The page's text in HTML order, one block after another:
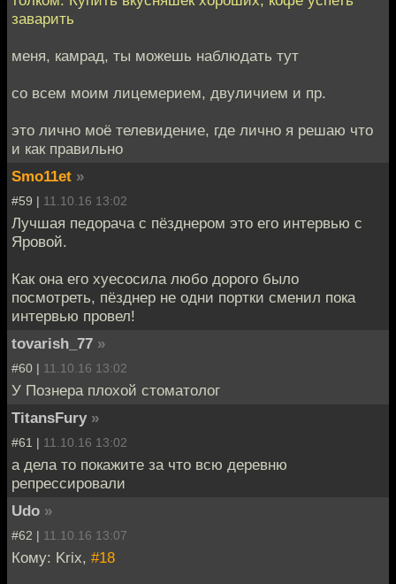
заварить
меня, камрад, ты можешь наблюдать тут
со всем моим лицемерием, двуличием и пр.
это лично моё телевидение, где лично я решаю что
и как правильно
Smo11et »
#59 | 11.10.16 13:02
Лучшая педорача с пёзднером это его интервью с
Яровой.
Как она его хуесосила любо дорого было
посмотреть, пёзднер не одни портки сменил пока
интервью провел!
tovarish_77 »
#60 | 11.10.16 13:02
У Познера плохой стоматолог
TitansFury »
#61 | 11.10.16 13:02
а дела то покажите за что всю деревню
репрессировали
Udo »
#62 | 11.10.16 13:07
Кому: Krix, #18